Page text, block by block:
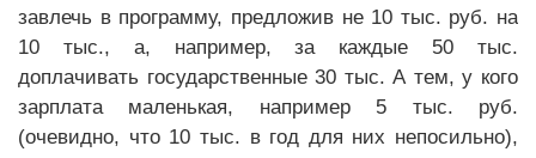
завлечь в программу, предложив не 10 тыс. руб. на
10 тыс., а, например, за каждые 50 тыс.
доплачивать государственные 30 тыс. А тем, у кого
зарплата маленькая, например 5 тыс. руб.
(очевидно, что 10 тыс. в год для них непосильно),